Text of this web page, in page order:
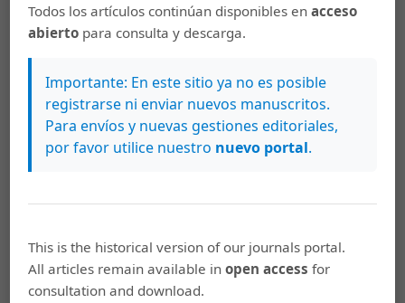
de Educación Superior, 35(2), 16-34.
Liss, Jan y Liazos, Ariane. (2010). Incorporating Education
Undergraduate Curriculum. Change, 42(1), 45-50.
López-Noriega, Myrna D., Zalthen-Hernández, Lorena y
Cervantes-Rosas, María de los Ángeles. (2016). La
Responsabilidad Social Universitaria desde la
Carrillo-Marín, Antonia. (2015). Las Buenas Prácticas en
el Marco de la Responsabilidad Social Universitaria. Ra
Ximhai, 11(4), 101-112.
Todos los artículos continúan disponibles enacceso
abierto para consulta y descarga.
Importante: En este sitio ya no es posible
registrarse ni enviar nuevos manuscritos.
Para envíos y nuevas gestiones editoriales,
por favor utilice nuestro nuevo portal.
This is the historical version of our journals portal.
All articles remain available inopen access for
consultation and download.